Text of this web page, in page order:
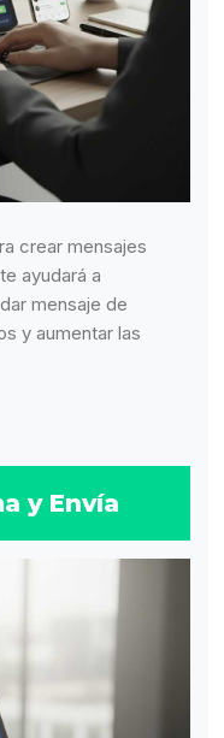
crear mensajes
ayudará a
mensaje de
y aumentar las
y Envía